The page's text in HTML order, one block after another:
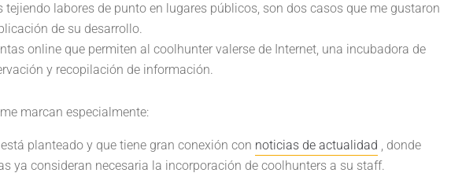
tejiendo labores de punto en lugares públicos, son dos casos que me gustaron
de su desarrollo.
online que permiten al coolhunter valerse de Internet, una incubadora de
y recopilación de información.
marcan especialmente:
planteado y que tiene gran conexión con noticias de actualidad , donde
ya consideran necesaria la incorporación de coolhunters a su staff.